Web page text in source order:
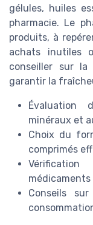
gélules, huiles
pharmacie. Le
produits, à
achats inutiles
conseiller sur
garantir la
Évaluation
minéraux et
Choix du
comprimés
médicaments
Conseils